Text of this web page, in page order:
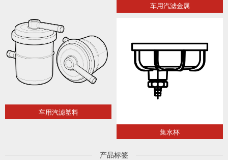
车用汽滤塑料
车用汽滤金属
集水杯
产品标签